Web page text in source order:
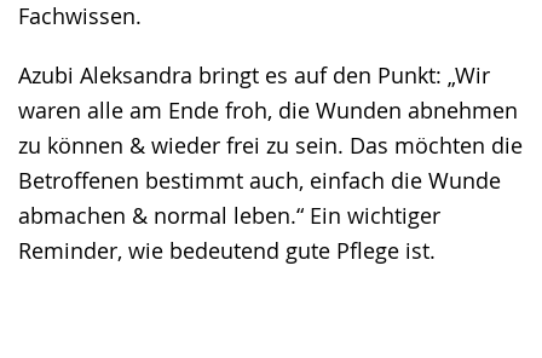
Fachwissen.
Azubi Aleksandra bringt es auf den Punkt: „Wir
waren alle am Ende froh, die Wunden abnehmen
zu können & wieder frei zu sein. Das möchten die
Betroffenen bestimmt auch, einfach die Wunde
abmachen & normal leben.“ Ein wichtiger
Reminder, wie bedeutend gute Pflege ist.